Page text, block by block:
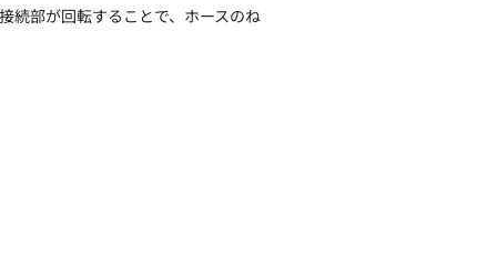
続部が回転することで、ホースのね